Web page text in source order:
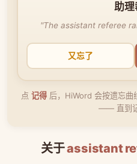
助理
"The assistant referee
又忘了
点 记得后，HiWord 会按遗忘曲
—— 直到记
关于assistant